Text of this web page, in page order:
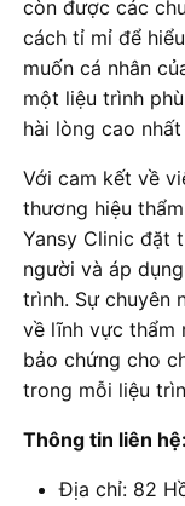
còn được các
cách tỉ mỉ để
muốn cá nhân
một liệu trình
hài lòng cao
Với cam kết về
thương hiệu
Yansy Clinic đặt
người và áp
trình. Sự chuyên
về lĩnh vực thẩm
bảo chứng cho
trong mỗi liệu
Thông tin liên hệ:
Địa chỉ: 82